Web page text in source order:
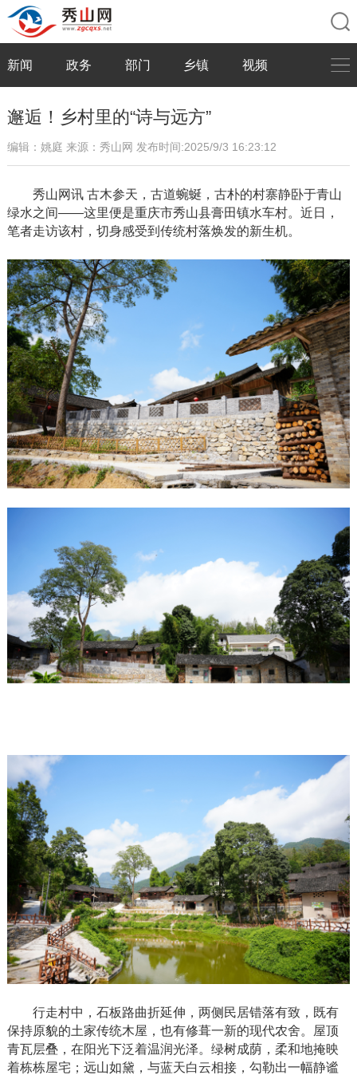
新闻 政务 部门 乡镇 视频
邂逅！乡村里的“诗与远方”
编辑：姚庭 来源：秀山网 发布时间:2025/9/3 16:23:12
秀山网讯 古木参天，古道蜿蜒，古朴的村寨静卧于青山
绿水之间——这里便是重庆市秀山县膏田镇水车村。近日，
笔者走访该村，切身感受到传统村落焕发的新生机。
行走村中，石板路曲折延伸，两侧民居错落有致，既有
保持原貌的土家传统木屋，也有修葺一新的现代农舍。屋顶
青瓦层叠，在阳光下泛着温润光泽。绿树成荫，柔和地掩映
着栋栋屋宅；远山如黛，与蓝天白云相接，勾勒出一幅静谧